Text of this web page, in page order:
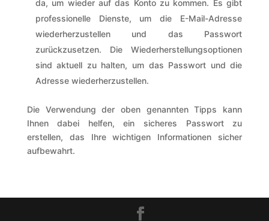
da, um wieder auf das Konto zu kommen. Es gibt
professionelle Dienste, um die E-Mail-Adresse
wiederherzustellen und das Passwort
zurückzusetzen. Die Wiederherstellungsoptionen
sind aktuell zu halten, um das Passwort und die
Adresse wiederherzustellen.
Die Verwendung der oben genannten Tipps kann
Ihnen dabei helfen, ein sicheres Passwort zu
erstellen, das Ihre wichtigen Informationen sicher
aufbewahrt.